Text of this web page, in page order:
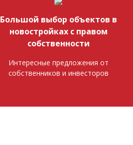
Большой выбор объектов в
новостройках с правом
собственности
Интересные предложения от
собственников и инвесторов